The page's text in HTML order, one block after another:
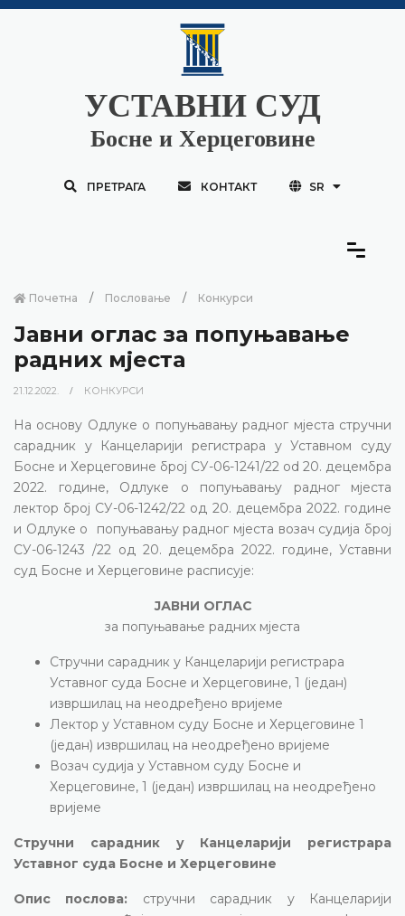
УСТАВНИ СУД
Босне и Херцеговине
ПРЕТРАГА КОНТАКТ SR
Почетна Пословање Конкурси
Јавни оглас за попуњавање
радних мјеста
21.12.2022. КОНКУРСИ
На основу Одлуке о попуњавању радног мјеста стручни
сарадник у Канцеларији регистрара у Уставном суду
Босне и Херцеговине број СУ-06-1241/22 od 20. децембра
2022. године, Одлуке о попуњавању радног мјеста
лектор број СУ-06-1242/22 од 20. децембра 2022. године
и Одлуке о попуњавању радног мјеста возач судија број
СУ-06-1243 /22 од 20. децембра 2022. године, Уставни
суд Босне и Херцеговине расписује:
ЈАВНИ ОГЛАС
за попуњавање радних мјеста
Стручни сарадник у Канцеларији регистрара
Уставног суда Босне и Херцеговине, 1 (један)
извршилац на неодређено вријеме
Лектор у Уставном суду Босне и Херцеговине 1
(један) извршилац на неодређено вријеме
Возач судија у Уставном суду Босне и
Херцеговине, 1 (један) извршилац на неодређено
вријеме
Стручни сарадник у Канцеларији регистрара
Уставног суда Босне и Херцеговине
Опис послова: стручни сарадник у Канцеларији